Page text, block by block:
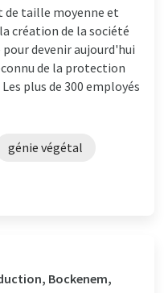
de taille moyenne et
création de la société
devenir aujourd'hui
de la protection
plus de 300 employés
génie végétal
Bockenem,